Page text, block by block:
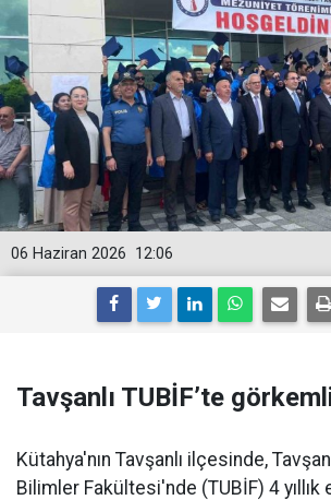
12:06
06 Haziran 2026
Tavşanlı TUBİF’te
Kütahya'nın Tavşanlı ilçesinde,
Bilimler Fakültesi'nde (TUBİF) 4 yıllık